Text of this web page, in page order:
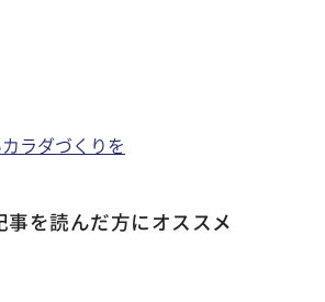
事を読んだ方にオススメ